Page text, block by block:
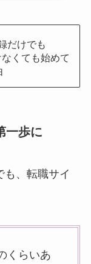
だけでも
くても始めて
一歩に
も、転職サイ
くらいあ